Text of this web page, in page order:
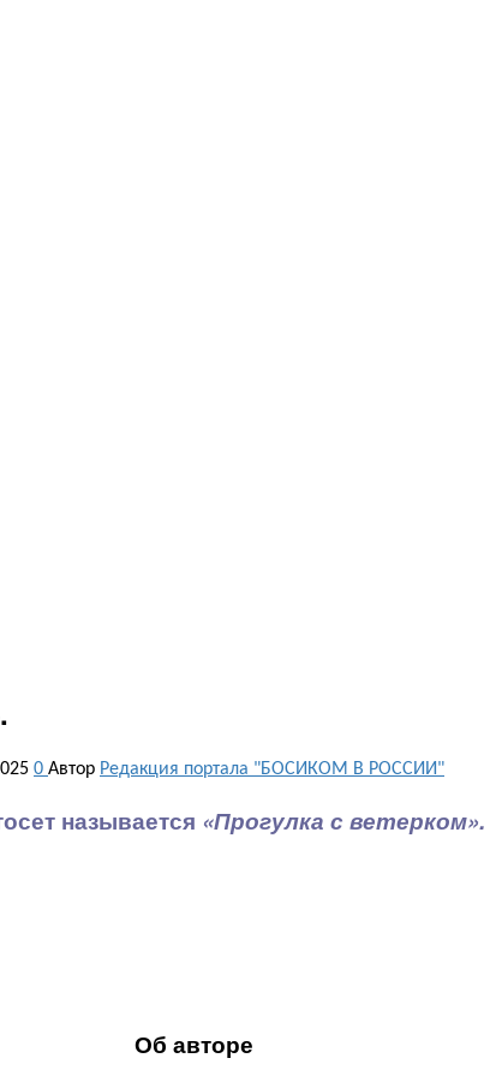
0 Автор Редакция портала "БОСИКОМ В РОССИИ"
называется «Прогулка с ветерком».
Об авторе